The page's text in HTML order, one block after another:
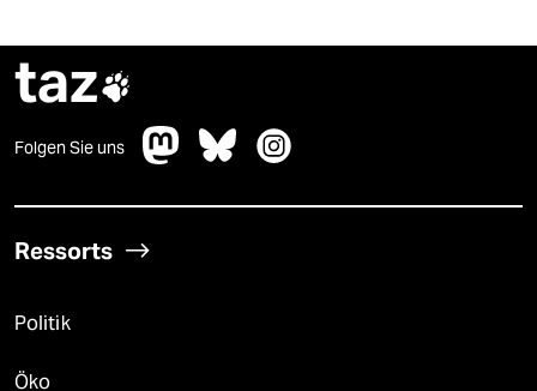
taz
Folgen Sie uns
Ressorts
Politik
Öko